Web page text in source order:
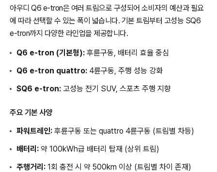
아우디 Q6 e-tron은 여러 트림으로 구성되어 소비자의 예산과 필요
에 따라 선택할 수 있는 폭이 넓습니다. 기본 트림부터 고성능 SQ6
e-tron까지 다양한 라인업을 제공합니다.
Q6 e-tron (기본형): 후륜구동, 배터리 효율 중심
Q6 e-tron quattro: 4륜구동, 주행 성능 강화
SQ6 e-tron: 고성능 전기 SUV, 스포츠 주행 지향
주요 기본 사양
파워트레인: 후륜구동 또는 quattro 4륜구동 (트림별 차등)
배터리: 약 100kWh급 배터리 탑재 (상위 트림)
주행거리: 1회 충전 시 약 500km 이상 (트림별 차이 존재)